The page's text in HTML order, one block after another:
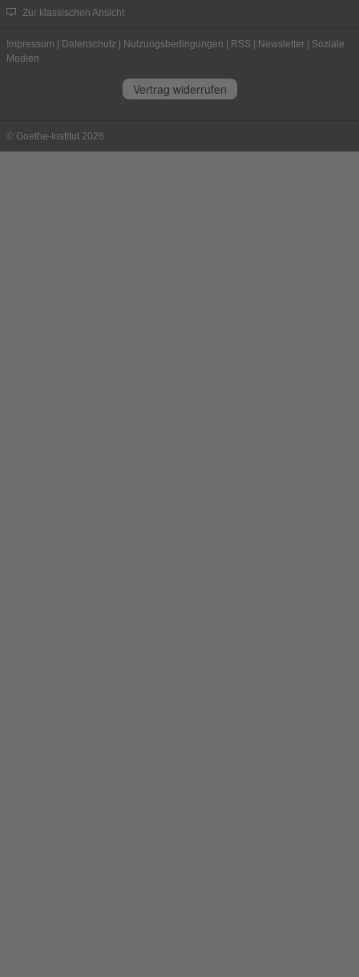
Zur klassischen Ansicht
Impressum | Datenschutz | Nutzungsbedingungen | RSS | Newsletter | Soziale
Medien
Vertrag widerrufen
© Goethe-Institut 2026